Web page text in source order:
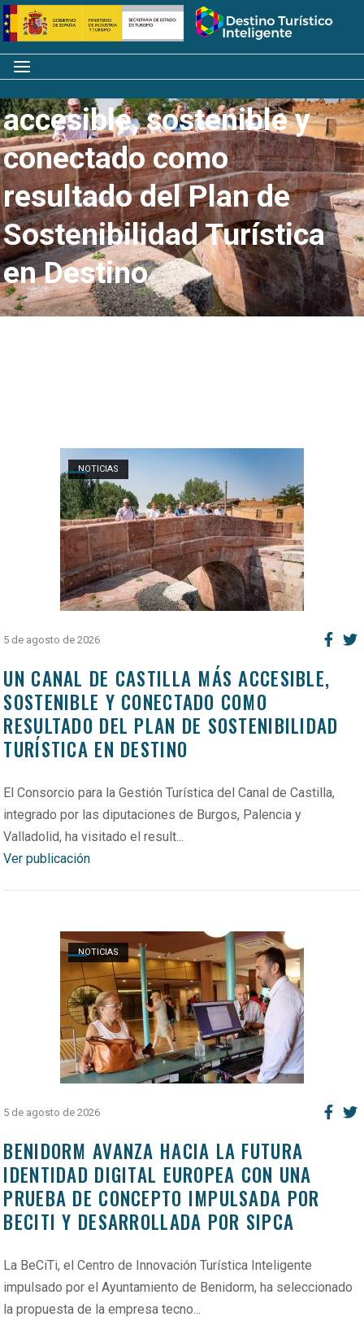
Saltar
al
contenido
Inicio
Menú
Un Canal de Castilla más
accesible, sostenible y
conectado como
resultado del Plan de
Sostenibilidad Turística
en Destino
NOTICIAS
Open post
5 de agosto de 2026
UN CANAL DE CASTILLA MÁS ACCESIBLE,
SOSTENIBLE Y CONECTADO COMO
RESULTADO DEL PLAN DE SOSTENIBILIDAD
TURÍSTICA EN DESTINO
El Consorcio para la Gestión Turística del Canal de Castilla,
integrado por las diputaciones de Burgos, Palencia y
Valladolid, ha visitado el result...
Ver publicación
NOTICIAS
Open post
5 de agosto de 2026
BENIDORM AVANZA HACIA LA FUTURA
IDENTIDAD DIGITAL EUROPEA CON UNA
PRUEBA DE CONCEPTO IMPULSADA POR
BECITI Y DESARROLLADA POR SIPCA
La BeCiTi, el Centro de Innovación Turística Inteligente
impulsado por el Ayuntamiento de Benidorm, ha seleccionado
la propuesta de la empresa tecno...